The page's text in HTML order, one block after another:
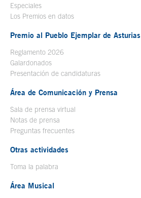
Especiales
Los Premios en datos
Premio al Pueblo Ejemplar de Asturias
Reglamento 2026
Galardonados
Presentación de candidaturas
Área de Comunicación y Prensa
Sala de prensa virtual
Notas de prensa
Preguntas frecuentes
Otras actividades
Toma la palabra
Área Musical